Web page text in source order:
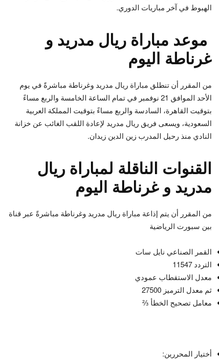
الهبوط في آخر مباريات الدوري.
موعد مباراة ريال مدريد و
غرناطة اليوم
من المقرر أن تنطلق مباراة ريال مدريد وغرناطة مباشرةً في يوم
الأحد الموافق 21 نوفمبر في تمام الساعة الخامسة والربع مساءً
بتوقيت القاهرة، السادسة والربع مساءً بتوقيت المملكة العربية
السعودية، ويسعى فريق ريال مدريد لإعادة اللقب الغائب عن خزانة
النادي منذ رحيل المدرب زين الدين زيدان.
القنوات الناقلة لمباراة ريال
مدريد و غرناطة اليوم
من المقرر أن يتم إذاعة مباراة ريال مدريد وغرناطة مباشرةً عبر قناة
بين سبورت الرياضية
القمر الصناعي نايل سات
التردد 11547
معدل الاستقطاب عمودي
ثم معدل الترميز 27500
معامل تصحيح الخطأ ⅔
أختيار المحررين: